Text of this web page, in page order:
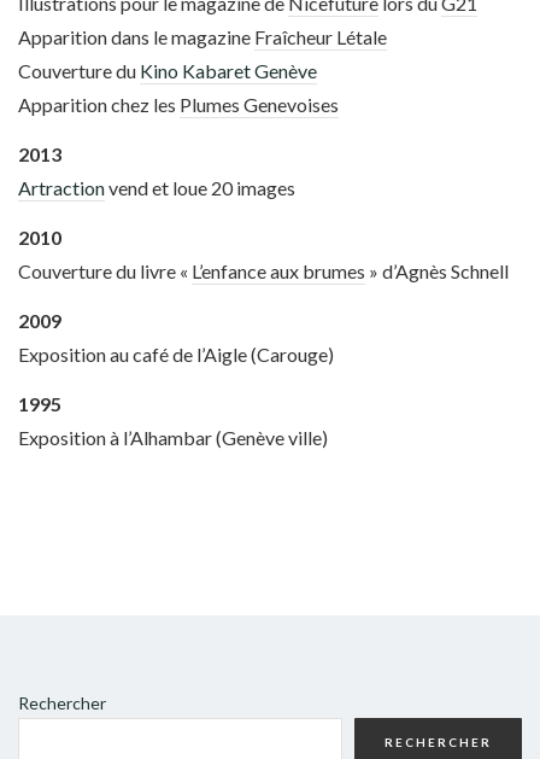
Apparition dans le magazine Fraîcheur Létale
Couverture du Kino Kabaret Genève
Apparition chez les Plumes Genevoises
2013
Artractionvend et loue 20 images
2010
Couverture du livre « L’enfance aux brumes » d’Agnès Schnell
2009
Exposition au café de l’Aigle (Carouge)
1995
Exposition à l’Alhambar (Genève ville)
Rechercher
RECHERCHER